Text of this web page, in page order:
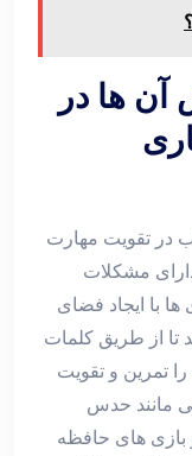
ها در
در تقویت مهارت
مشکلات
ها با ایجاد فضای
تا از طریق کلمات
تمرین و تقویت
مانند حدس
بازی ‌های حافظه